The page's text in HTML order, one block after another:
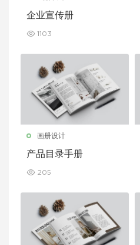
企业宣传册
1103
画册设计
产品目录手册
205